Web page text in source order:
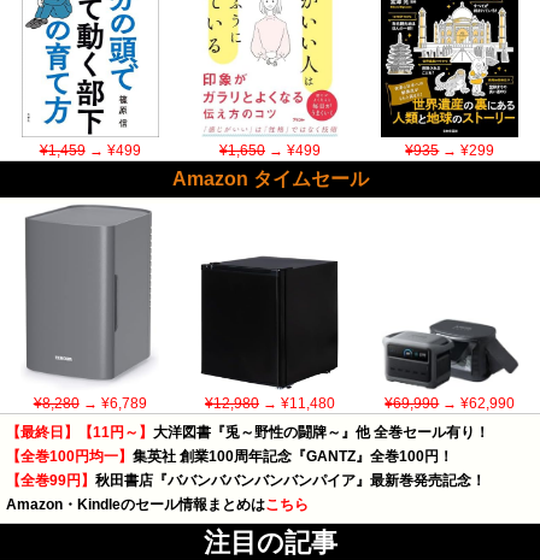
¥1,459→ ¥499 ¥1,650→ ¥499 ¥935→ ¥299
Amazon タイムセール
¥8,280→ ¥6,789 ¥12,980→ ¥11,480 ¥69,990→ ¥62,990
【最終日】【11円～】 大洋図書『兎～野性の闘牌～』他 全巻セール有り！
【全巻100円均一】 集英社 創業100周年記念『GANTZ』全巻100円！
【全巻99円】 秋田書店『ババンババンバンバンパイア』最新巻発売記念！
Amazon・Kindleのセール情報まとめはこちら
注目の記事